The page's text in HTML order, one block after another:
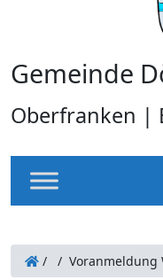
Gemeinde
Oberfranken |
/ / Voranmeldung